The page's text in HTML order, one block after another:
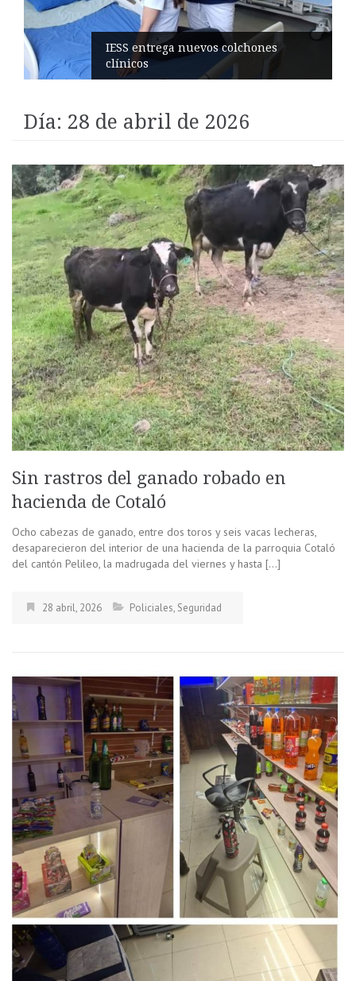
Candidatas nacionales visitan la
ciudad
Día: 28 de abril de 2026
Sin rastros del ganado robado en
hacienda de Cotaló
Ocho cabezas de ganado, entre dos toros y seis vacas lecheras,
desaparecieron del interior de una hacienda de la parroquia Cotaló
del cantón Pelileo, la madrugada del viernes y hasta […]
28 abril, 2026 Policiales, Seguridad